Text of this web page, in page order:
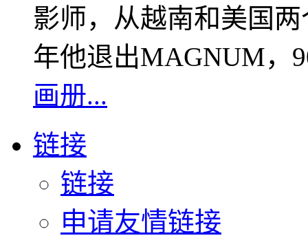
影师，从越南和美国
年他退出MAGNUM，
画册...
链接
链接
申请友情链接